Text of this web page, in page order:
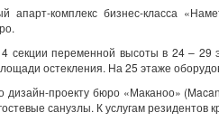
апарт-комплекс бизнес-класса
секции переменной высоты в 24 – 29
остекления. На 25 этаже
проекту бюро «Маканоо»
санузлы. К услугам резидентов